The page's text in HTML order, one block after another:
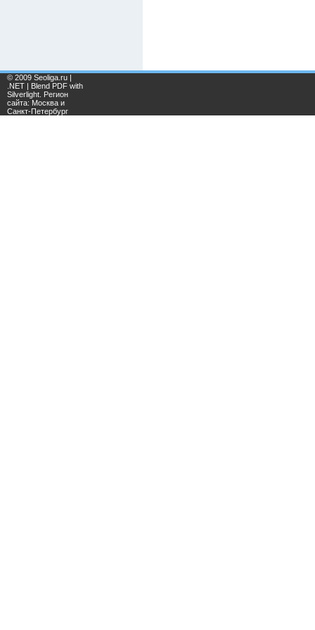
© 2009 Seoliga.ru |
.NET | Blend PDF with
Silverlight. Регион
сайта: Москва и
Санкт-Петербург